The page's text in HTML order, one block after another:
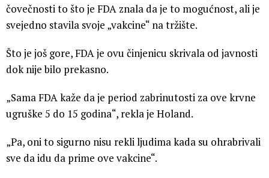
čovečnosti to što je FDA znala da je to mogućnost, ali je
svejedno stavila svoje „vakcine“ na tržište.
Što je još gore, FDA je ovu činjenicu skrivala od javnosti
dok nije bilo prekasno.
„Sama FDA kaže da je period zabrinutosti za ove krvne
ugruške 5 do 15 godina“, rekla je Holand.
„Pa, oni to sigurno nisu rekli ljudima kada su ohrabrivali
sve da idu da prime ove vakcine“.